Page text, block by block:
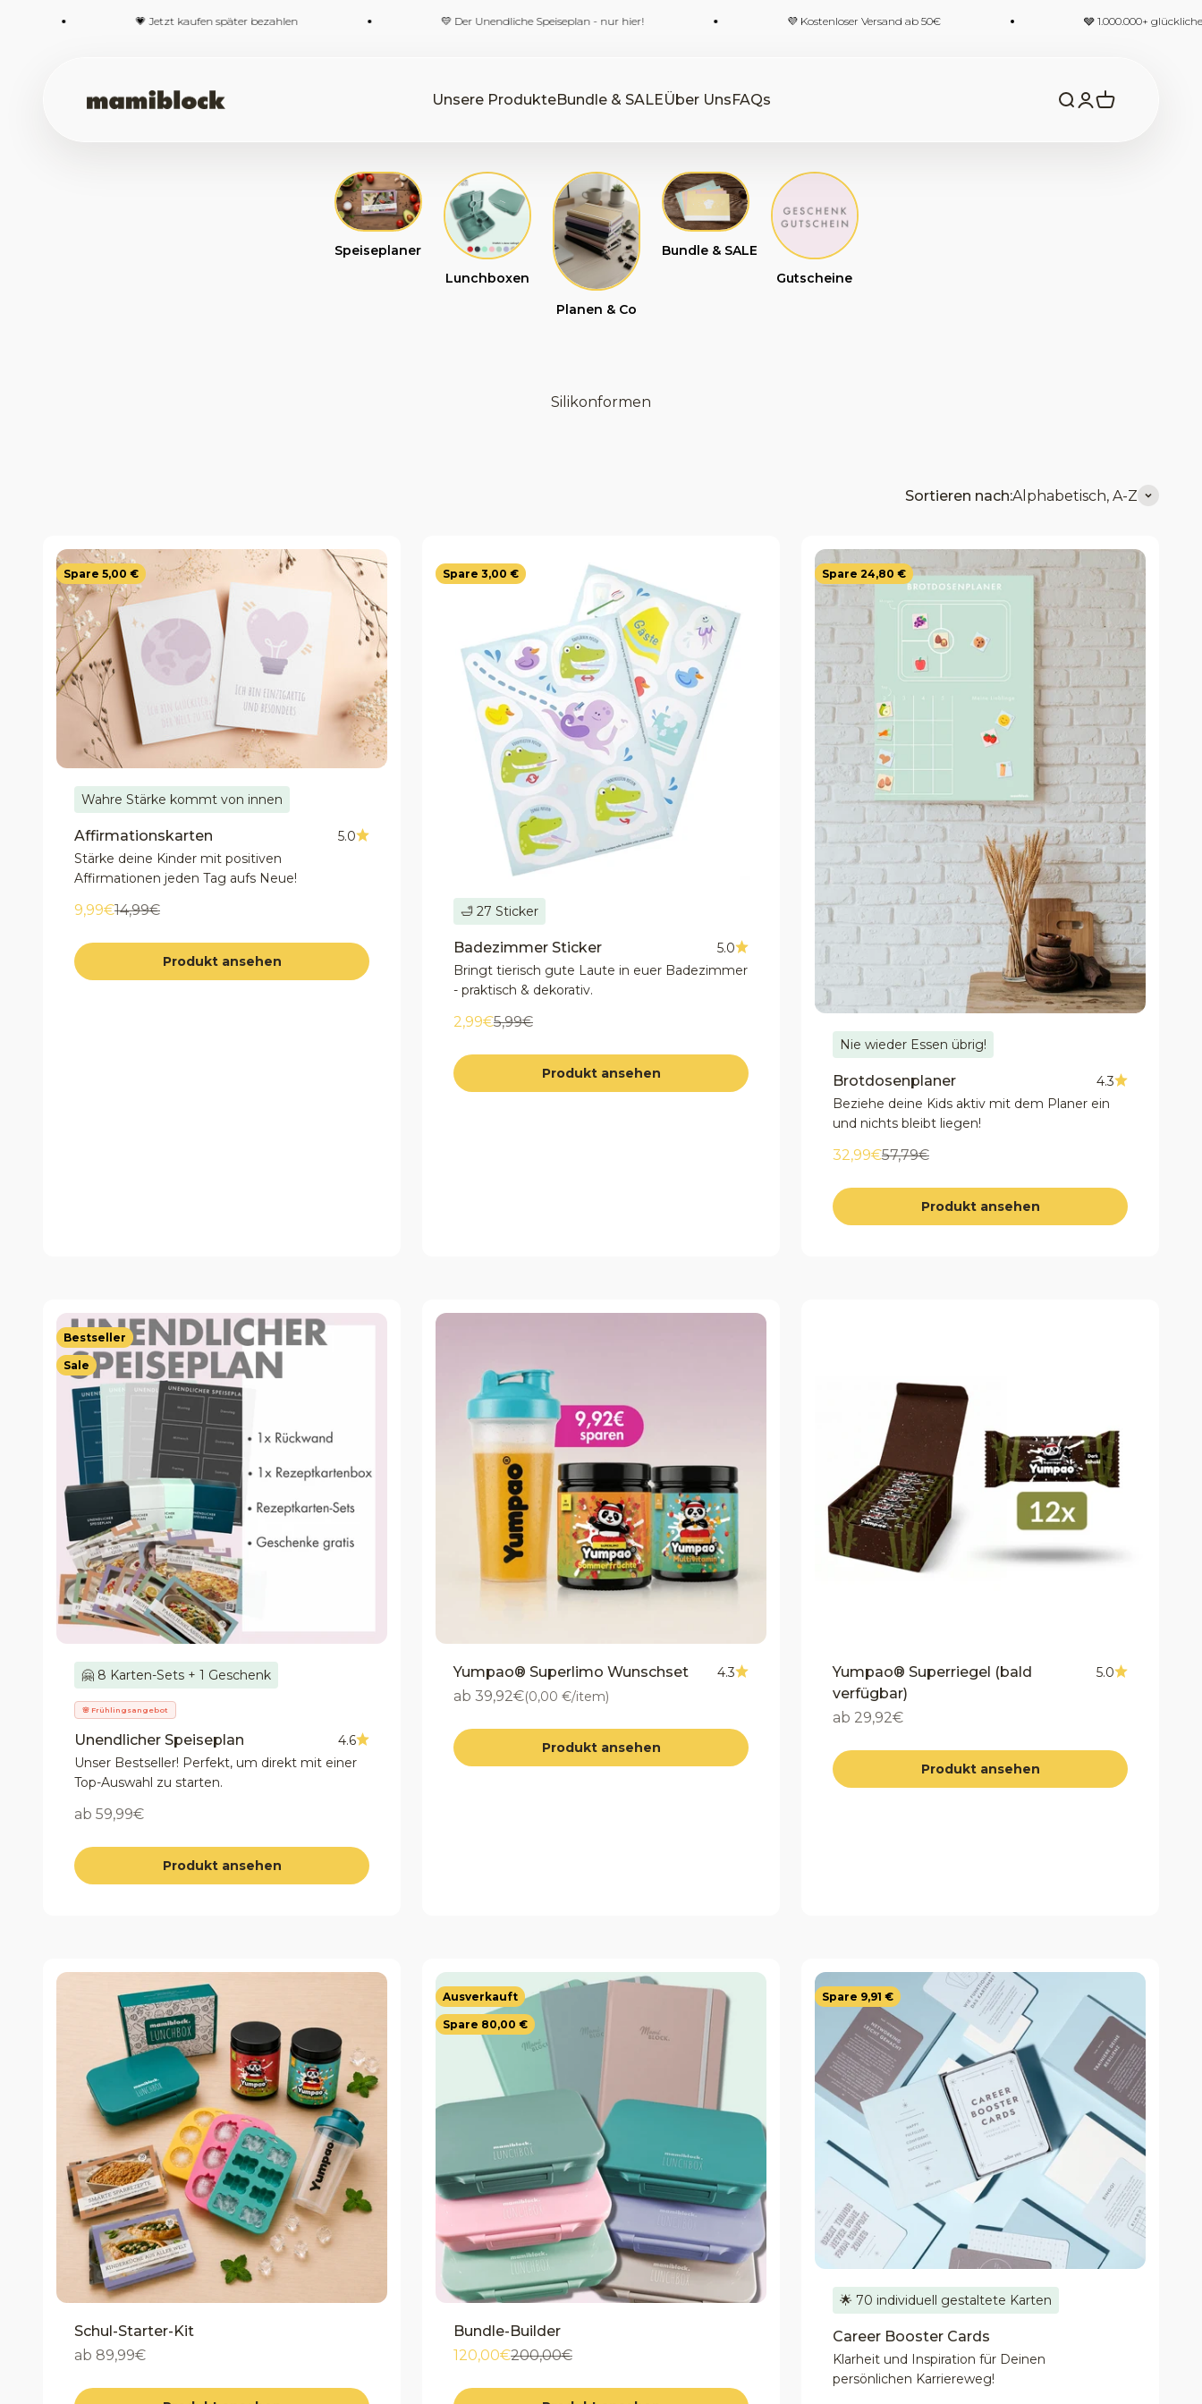
💗 Jetzt kaufen später bezahlen 💛 Der Unendliche Speiseplan - nur hier! 💜 Kostenloser Versand ab 50€ 🩶 1.000.000+ glückliche Familien
Unsere ProdukteBundle & SALEÜber UnsFAQs
mamiblock-Shop Suche öffnen
Warenkorb
Speiseplaner
Lunchboxen
Planen & Co
Bundle & SALE
Gutscheine
Silikonformen
Sortieren nach:Alphabetisch, A-Z
Spare 5,00 €
Wahre Stärke kommt von innen
Affirmationskarten
5.0
Stärke deine Kinder mit positiven
Affirmationen jeden Tag aufs Neue!
Angebot
9,99€Regulärer Preis
14,99€
Produkt ansehen
Spare 3,00 €
🛁 27 Sticker
Badezimmer Sticker
5.0
Bringt tierisch gute Laute in euer Badezimmer
- praktisch & dekorativ.
Angebot
2,99€Regulärer Preis
5,99€
Produkt ansehen
Spare 24,80 €
Nie wieder Essen übrig!
Brotdosenplaner
4.3
Beziehe deine Kids aktiv mit dem Planer ein
und nichts bleibt liegen!
Angebot
32,99€Regulärer Preis
57,79€
Produkt ansehen
Bestseller
Sale
🤗 8 Karten-Sets + 1 Geschenk
🌸 Frühlingsangebot
Unendlicher Speiseplan
4.6
Unser Bestseller! Perfekt, um direkt mit einer
Top-Auswahl zu starten.
Angebot
ab 59,99€
Produkt ansehen
Yumpao® Superlimo Wunschset 4.3
Angebot
ab 39,92€(0,00 €/item)
Produkt ansehen
Yumpao® Superriegel (bald
verfügbar)
5.0
Angebot
ab 29,92€
Produkt ansehen
Schul-Starter-Kit
Angebot
ab 89,99€
Ausverkauft
Spare 80,00 €
Bundle-Builder
Angebot
120,00€Regulärer Preis
200,00€
Spare 9,91 €
🌟 70 individuell gestaltete Karten
Career Booster Cards
Klarheit und Inspiration für Deinen
persönlichen Karriereweg!